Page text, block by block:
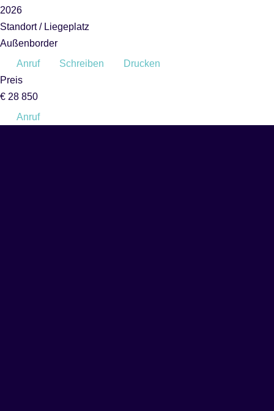
2026
Standort / Liegeplatz
Außenborder
Anruf
Schreiben
Drucken
Preis
€ 28 850
Anruf